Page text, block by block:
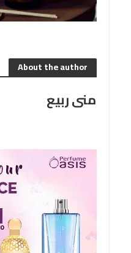
About the author
منى ربيع